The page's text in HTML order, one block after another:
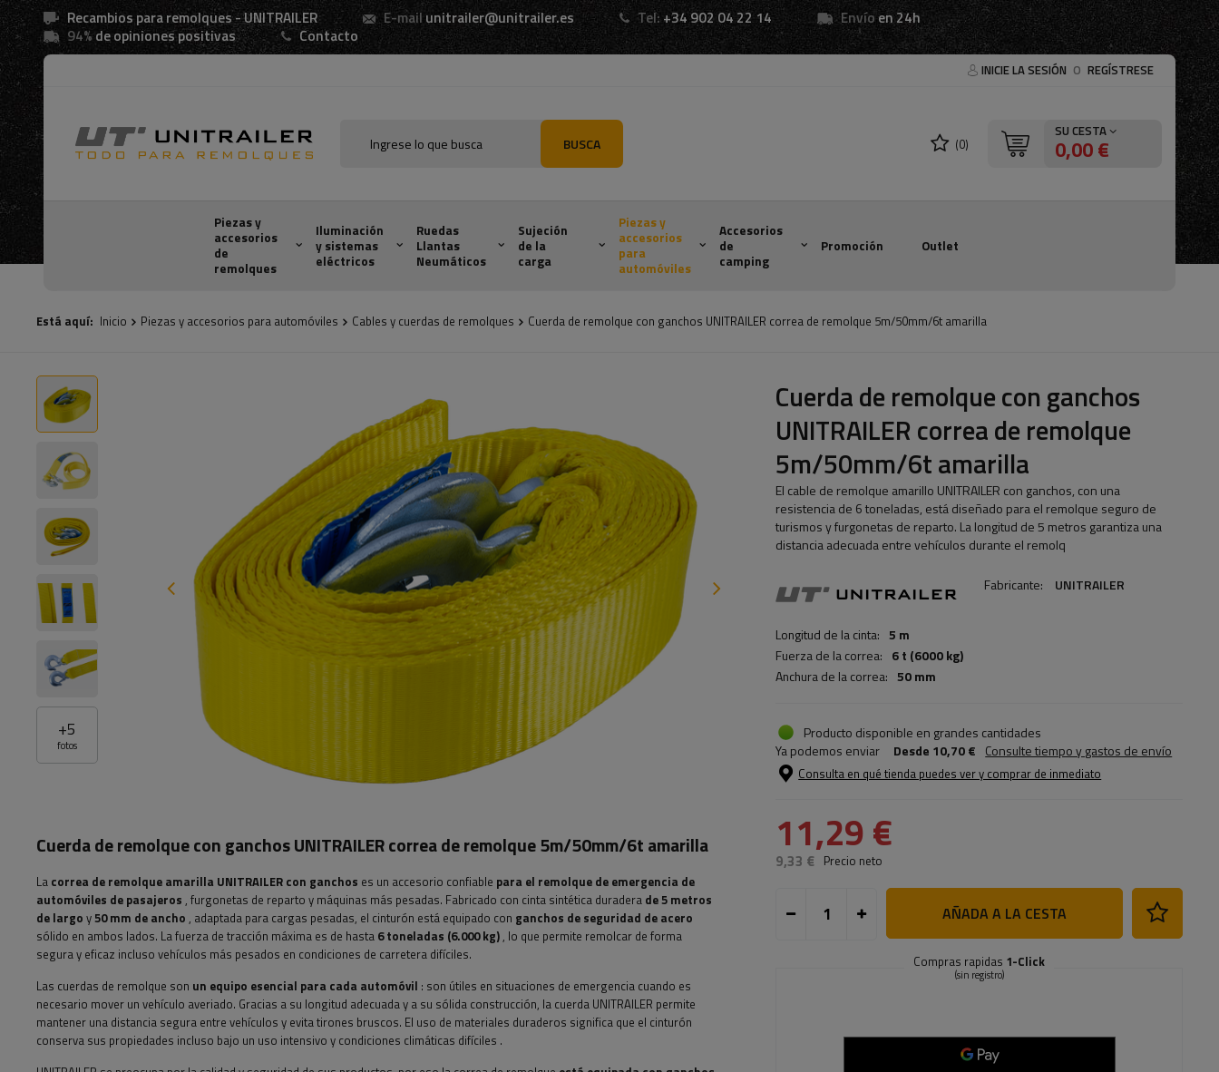
Recambios para remolques - UNITRAILER E-mail unitrailer@unitrailer.es Tel: +34 902 04 22 14 Envíoen 24h
94% de opiniones positivas Contacto
INICIE LA SESIÓN O REGÍSTRESE
BUSCA (0)
SU CESTA
0,00 €
Piezas y
accesorios
de
remolques
Iluminación
y sistemas
eléctricos
Ruedas
Llantas
Neumáticos
Sujeción
de la
carga
Piezas y
accesorios
para
automóviles
Accesorios
de
camping
Promoción Outlet
Está aquí: Inicio Piezas y accesorios para automóviles Cables y cuerdas de remolques Cuerda de remolque con ganchos UNITRAILER correa de remolque 5m/50mm/6t amarilla
+5
fotos
Cuerda de remolque con ganchos
UNITRAILER correa de remolque
5m/50mm/6t amarilla
El cable de remolque amarillo UNITRAILER con ganchos, con una
resistencia de 6 toneladas, está diseñado para el remolque seguro de
turismos y furgonetas de reparto. La longitud de 5 metros garantiza una
distancia adecuada entre vehículos durante el remolq
Fabricante: UNITRAILER
Longitud de la cinta: 5 m
Fuerza de la correa: 6 t (6000 kg)
Anchura de la correa: 50 mm
Producto disponible en grandes cantidades
Ya podemos enviar
Desde 10,70 € Consulte tiempo y gastos de envío
Consulta en qué tienda puedes ver y comprar de inmediato
11,29 €
9,33 € Precio neto
AÑADA A LA CESTA
Compras rapidas 1-Click
(sin registro)
Cuerda de remolque con ganchos UNITRAILER correa de remolque 5m/50mm/6t amarilla
La correa de remolque amarilla UNITRAILER con ganchos es un accesorio confiable para el remolque de emergencia de
automóviles de pasajeros , furgonetas de reparto y máquinas más pesadas. Fabricado con cinta sintética duradera de 5 metros
de largo y 50 mm de ancho , adaptada para cargas pesadas, el cinturón está equipado con ganchos de seguridad de acero
sólido en ambos lados. La fuerza de tracción máxima es de hasta 6 toneladas (6.000 kg), lo que permite remolcar de forma
segura y eficaz incluso vehículos más pesados ​​en condiciones de carretera difíciles.
Las cuerdas de remolque son un equipo esencial para cada automóvil : son útiles en situaciones de emergencia cuando es
necesario mover un vehículo averiado. Gracias a su longitud adecuada y a su sólida construcción, la cuerda UNITRAILER permite
mantener una distancia segura entre vehículos y evita tirones bruscos. El uso de materiales duraderos significa que el cinturón
conserva sus propiedades incluso bajo un uso intensivo y condiciones climáticas difíciles .